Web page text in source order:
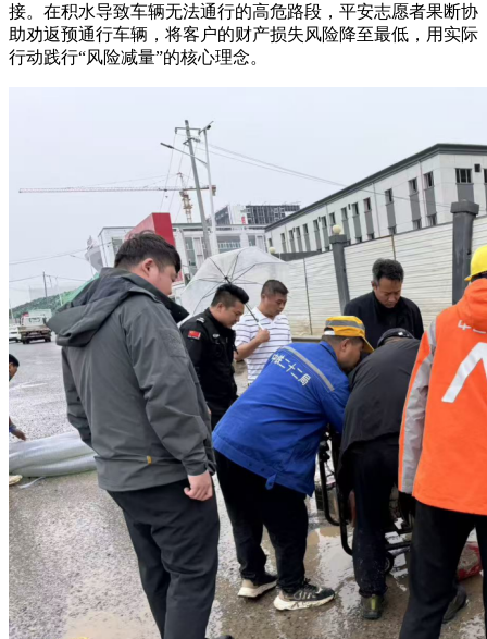
接。在积水导致车辆无法通行的高危路段，平安志愿者果断协
助劝返预通行车辆，将客户的财产损失风险降至最低，用实际
行动践行“风险减量”的核心理念。